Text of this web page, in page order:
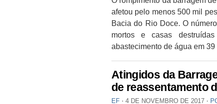
afetou pelo menos 500 mil
Bacia do Rio Doce. O
mortos e casas
abastecimento de água em
Atingidos da
de reassentamento
EF ⋅ 4 DE NOVEMBRO DE 2017 ⋅